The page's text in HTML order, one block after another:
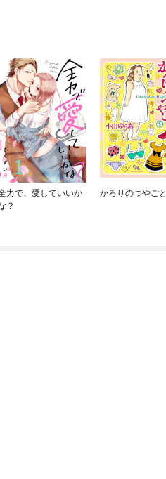
力で、愛していいか
？
かろりのつやごと